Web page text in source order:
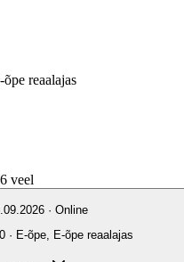
õpe reaalajas
6 veel
· Online
· E-õpe, E-õpe reaalajas